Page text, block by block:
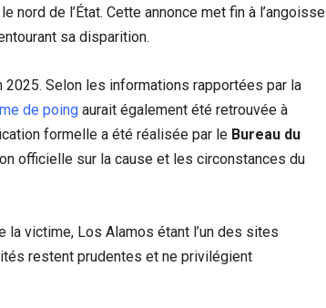
nord de l’État. Cette annonce met fin à l’angoisse
sa disparition.
Selon les informations rapportées par la
de poing aurait également été retrouvée à
formelle a été réalisée par le Bureau du
officielle sur la cause et les circonstances du
la victime, Los Alamos étant l’un des sites
restent prudentes et ne privilégient